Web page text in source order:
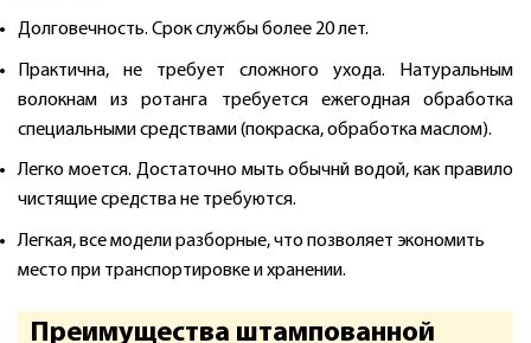
Долговечность. Срок службы более 20 лет.
Практична, не требует сложного ухода. Натуральным
волокнам из ротанга требуется ежегодная обработка
специальными средствами (покраска, обработка маслом).
Легко моется. Достаточно мыть обычнй водой, как правило
чистящие средства не требуются.
Легкая, все модели разборные, что позволяет экономить
место при транспортировке и хранении.
Преимущества штампованной